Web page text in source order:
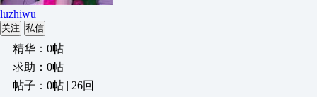
luzhiwu
关注 私信
精华：0帖
求助：0帖
帖子：0帖 | 26回